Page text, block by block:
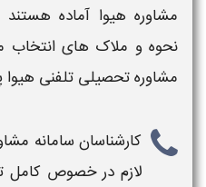
مشاوره هیوا آماده
نحوه و ملاک های انتخاب
مشاوره تحصیلی تلفنی هیوا
کارشناسان سامانه مشاوره
لازم در خصوصکامل